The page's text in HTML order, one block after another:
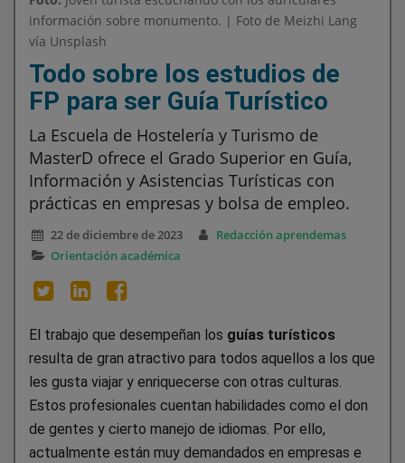
información sobre monumento. | Foto de Meizhi Lang
vía Unsplash
Todo sobre los estudios de
FP para ser Guía Turístico
La Escuela de Hostelería y Turismo de
MasterD ofrece el Grado Superior en Guía,
Información y Asistencias Turísticas con
prácticas en empresas y bolsa de empleo.
22 de diciembre de 2023
Redacción aprendemas
Orientación académica
El trabajo que desempeñan los guías turísticos
resulta de gran atractivo para todos aquellos a los que
les gusta viajar y enriquecerse con otras culturas.
Estos profesionales cuentan habilidades como el don
de gentes y cierto manejo de idiomas. Por ello,
actualmente están muy demandados en empresas e